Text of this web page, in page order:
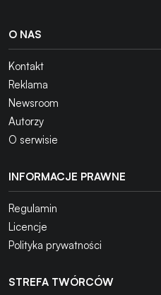
O NAS
Kontakt
Reklama
Newsroom
Autorzy
O serwisie
INFORMACJE PRAWNE
Regulamin
Licencje
Polityka prywatności
STREFA TWÓRCÓW